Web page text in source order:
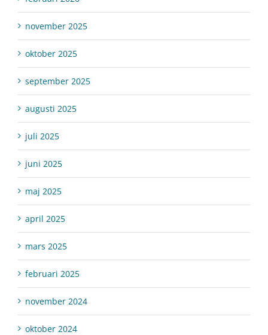
november 2025
oktober 2025
september 2025
augusti 2025
juli 2025
juni 2025
maj 2025
april 2025
mars 2025
februari 2025
november 2024
oktober 2024